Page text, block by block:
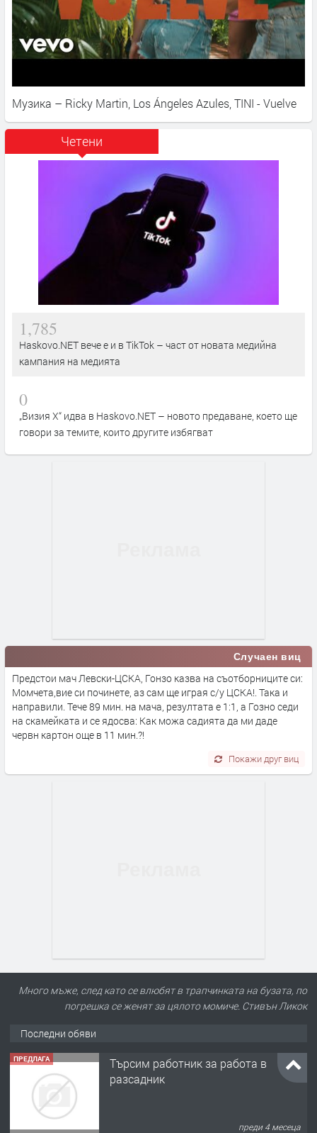
Музика – Ricky Martin, Los Ángeles Azules, TINI - Vuelve
Четени
1,785
Haskovo.NET вече е и в TikTok – част от новата медийна
кампания на медията
0
„Визия Х“ идва в Haskovo.NET – новото предаване, което ще
говори за темите, които другите избягват
Случаен виц
Предстои мач Левски-ЦСКА, Гонзо казва на съотборниците си:
Момчета,вие си починете, аз сам ще играя с/у ЦСКА!. Така и
направили. Тече 89 мин. на мача, резултата е 1:1, а Гозно седи
на скамейката и се ядосва: Как можа садията да ми даде
червн картон още в 11 мин.?!
Покажи друг виц
Много мъже, след като се влюбят в трапчинката на бузата, по
погрешка се женят за цялото момиче. Стивън Ликок
Последни обяви
ПРЕДЛАГА
Търсим работник за работа в
разсадник
преди 4 месеца